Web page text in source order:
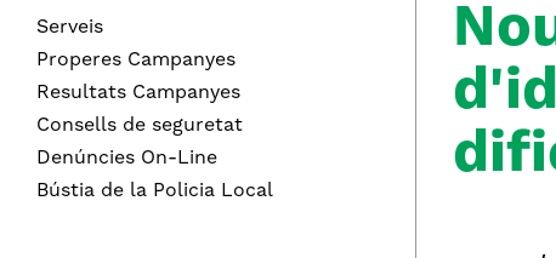
Serveis
Properes Campanyes
Resultats Campanyes
Consells de seguretat
Denúncies On-Line
Bústia de la Policia Local